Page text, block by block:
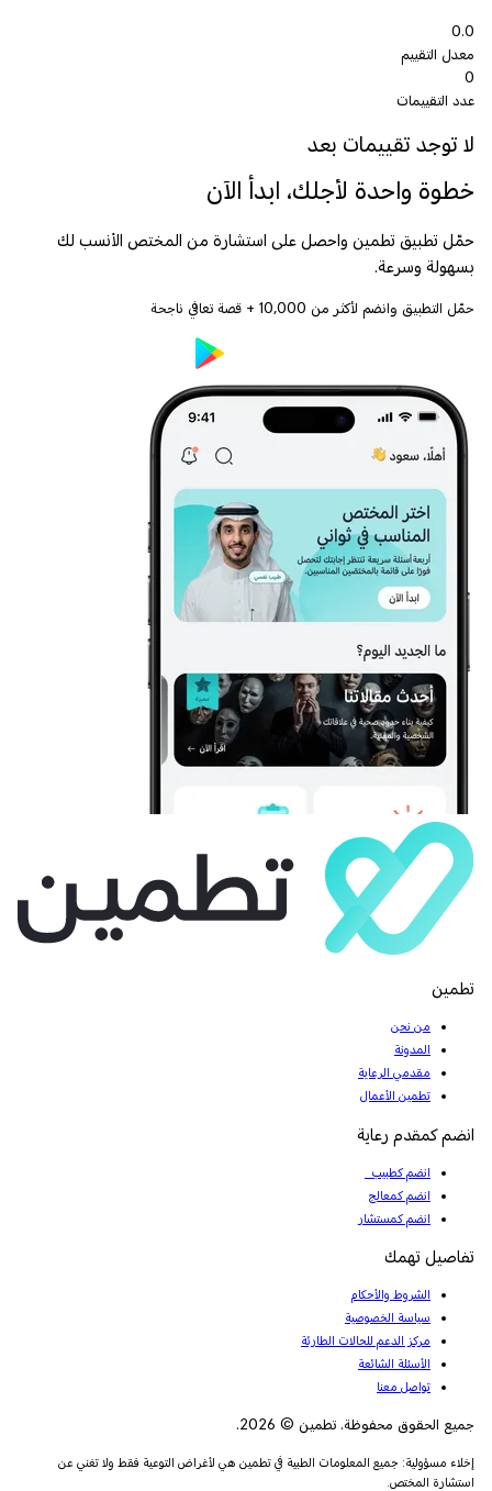
0.0
معدل التقييم
0
عدد التقييمات
لا توجد تقييمات بعد
خطوة واحدة لأجلك، ابدأ الآن
حمّل تطبيق تطمين واحصل على استشارة من المختص الأنسب لك
بسهولة وسرعة.
حمّل التطبيق وانضم لأكثر من 10,000 + قصة تعافي ناجحة
تطمين
من نحن
المدونة
مقدمي الرعاية
تطمين الأعمال
انضم كمقدم رعاية
انضم كطبيب
انضم كمعالج
انضم كمستشار
تفاصيل تهمك
الشروط والأحكام
سياسة الخصوصية
مركز الدعم للحالات الطارئة
الأسئلة الشائعة
تواصل معنا
جميع الحقوق محفوظة. تطمين © 2026.
إخلاء مسؤولية: جميع المعلومات الطبية في تطمين هي لأغراض التوعية فقط ولا تغني عن
استشارة المختص.